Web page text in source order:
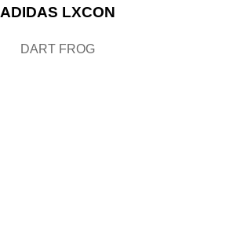
ADIDAS LXCON
DART FROG